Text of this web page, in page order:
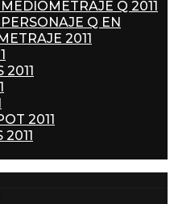
Q 2011
Q EN
2011
2011
2011
2011